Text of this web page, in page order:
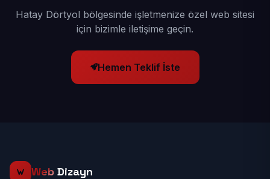
Hatay Dörtyol bölgesinde işletmenize özel web sitesi
için bizimle iletişime geçin.
Hemen Teklif İste
Web Dizayn